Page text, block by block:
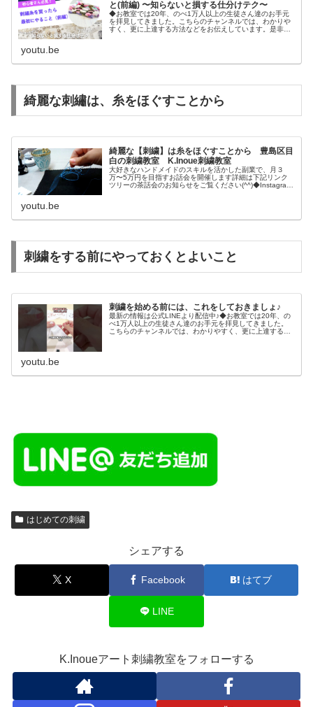
と(前編) 〜知らないと損する仕分けテク〜
◆お教室では20年、のべ1万人以上の生徒さん達のお手元
を拝見してきました。こちらのチャンネルでは、わかりや
すく、更に上達する方法などをお伝えしています。是非チ
youtu.be
綺麗な刺繡は、糸をほぐすことから
綺麗な【刺繍】は糸をほぐすことから 豊島区目
白の刺繍教室 K.Inoue刺繍教室
大好きなハンドメイドのスキルを活かした副業で、月３
万〜5万円を目指すお話会を開催します詳細は下記リンク
ツリーの茶話会のお知らせをご覧ください(^^)◆Instagram
youtu.be
刺繍をする前にやっておくとよいこと
刺繍を始める前には、これをしておきましょ♪
最新の情報は公式LINEより配信中♪◆お教室では20年、の
べ1万人以上の生徒さん達のお手元を拝見してきました。
こちらのチャンネルでは、わかりやすく、更に上達する方
youtu.be
はじめての刺繍
シェアする
X Facebook はてブ
LINE
K.Inoueアート刺繍教室をフォローする